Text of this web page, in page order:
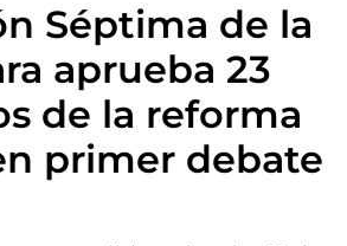
Séptima de la
aprueba 23
de la reforma
primer debate